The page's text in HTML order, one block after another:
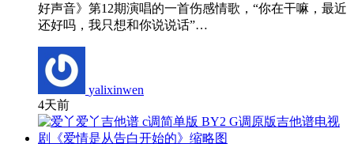
好声音》第12期演唱的一首伤感情歌，“你在干嘛，最近
还好吗，我只想和你说说话”…
yalixinwen
4天前